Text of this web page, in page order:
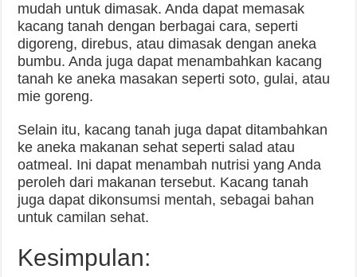
mudah untuk dimasak. Anda dapat memasak
kacang tanah dengan berbagai cara, seperti
digoreng, direbus, atau dimasak dengan aneka
bumbu. Anda juga dapat menambahkan kacang
tanah ke aneka masakan seperti soto, gulai, atau
mie goreng.
Selain itu, kacang tanah juga dapat ditambahkan
ke aneka makanan sehat seperti salad atau
oatmeal. Ini dapat menambah nutrisi yang Anda
peroleh dari makanan tersebut. Kacang tanah
juga dapat dikonsumsi mentah, sebagai bahan
untuk camilan sehat.
Kesimpulan: